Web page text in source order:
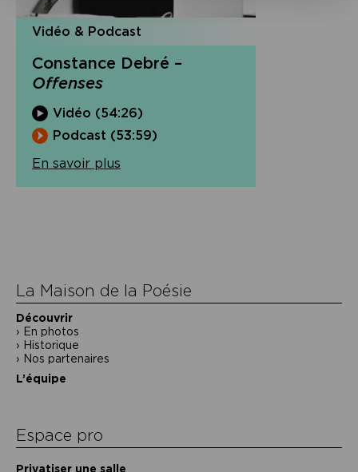
Vidéo & Podcast
Constance Debré –
Offenses
Vidéo (54:26)
Podcast (53:59)
En savoir plus
La Maison de la Poésie
Découvrir
En photos
Historique
Nos partenaires
L’équipe
Espace pro
Privatiser une salle